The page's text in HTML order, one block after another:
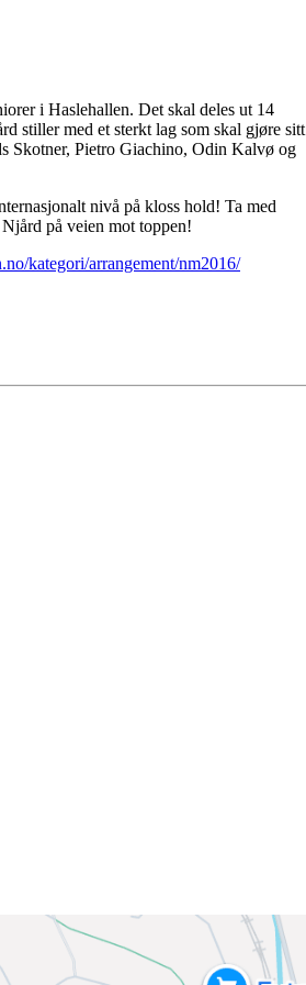
i Haslehallen. Det skal deles ut 14
stiller med et sterkt lag som skal gjøre sitt
Skotner, Pietro Giachino, Odin Kalvø og
nivå på kloss hold! Ta med
på veien mot toppen!
kategori/arrangement/nm2016/